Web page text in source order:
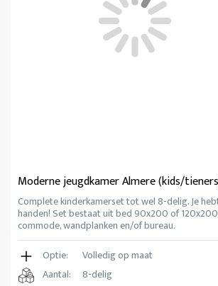
Moderne jeugdkamer Almere (kids/
Complete kinderkamerset tot wel 8-delig. Je
handen! Set bestaat uit bed 90x200 of
commode, wandplanken en/of bureau.
Optie:
Volledig op maat
Aantal:
8-delig